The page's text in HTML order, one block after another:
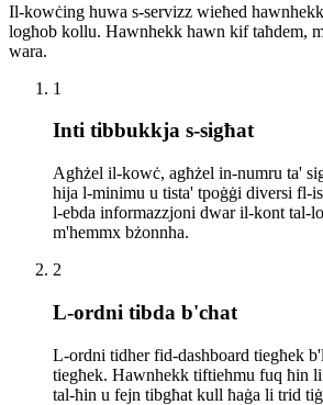
Il-kowċing huwa s-servizz wieħed
logħob kollu. Hawnhekk hawn kif taħdem,
wara.
1
Inti tibbukkja s-sigħat
Agħżel il-kowċ, agħżel in-numru ta'
hija l-minimu u tista' tpoġġi diversi fl-
l-ebda informazzjoni dwar il-kont tal-
m'hemmx bżonnha.
2
L-ordni tibda b'chat
L-ordni tidher fid-dashboard tiegħek
tiegħek. Hawnhekk tiftiehmu fuq ħin
tal-ħin u fejn tibgħat kull ħaġa li trid